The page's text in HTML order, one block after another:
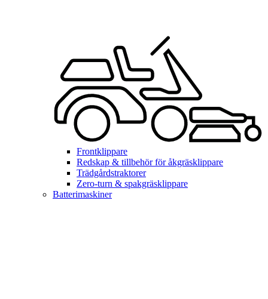
Frontklippare
Redskap & tillbehör för åkgräsklippare
Trädgårdstraktorer
Zero-turn & spakgräsklippare
Batterimaskiner